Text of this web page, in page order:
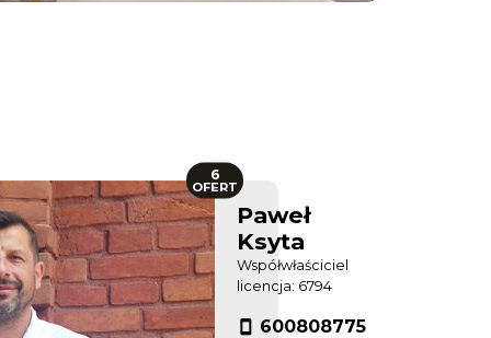
Paweł
Ksyta
Współwłaściciel
licencja: 6794
600808775
6
OFERT